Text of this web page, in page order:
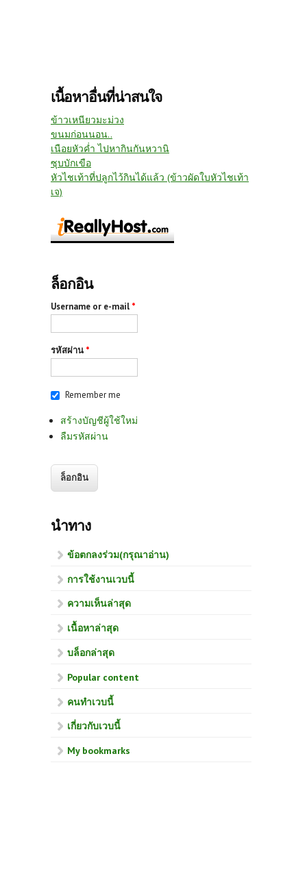
เนื้อหาอื่นที่น่าสนใจ
ข้าวเหนียวมะม่วง
ขนมก่อนนอน..
เนือยหัวค่ำ ไปหากินกันหวานิ
ซุบบักเขือ
หัวไชเท้าที่ปลูกไว้กินได้แล้ว (ข้าวผัดใบหัวไชเท้า
เจ)
ล็อกอิน
Username or e-mail *
รหัสผ่าน *
Remember me
สร้างบัญชีผู้ใช้ใหม่
ลืมรหัสผ่าน
นำทาง
ข้อตกลงร่วม(กรุณาอ่าน)
การใช้งานเวบนี้
ความเห็นล่าสุด
เนื้อหาล่าสุด
บล็อกล่าสุด
Popular content
คนทำเวบนี้
เกี่ยวกับเวบนี้
My bookmarks